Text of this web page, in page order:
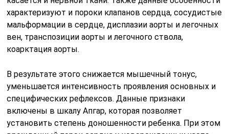
характеризуют и пороки клапанов сердца, сосудистые
мальформации в сердце, дисплазии аорты и легочных
вен, транспозиции аорты и легочного ствола,
коарктация аорты.
В результате этого снижается мышечный тонус,
уменьшается интенсивность проявления основных и
специфических рефлексов. Данные признаки
включены в шкалу Апгар, которая позволяет
установить степень доношенности ребенка. При этом